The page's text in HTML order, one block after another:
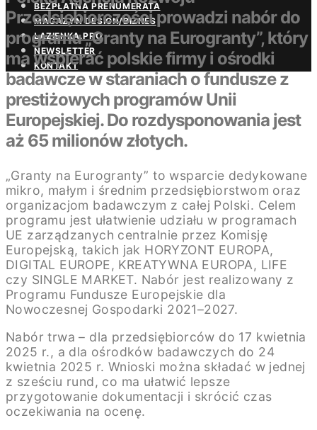
BEZPŁATNA PRENUMERATA
MAGAZYN DESIGN/BIZNES
ŁAZIENKA.PRO
NEWSLETTER
KONTAKT
Przedsiębiorczości prowadzi nabór do
programu „Granty na Eurogranty”, który
ma wspierać polskie firmy i ośrodki
badawcze w staraniach o fundusze z
prestiżowych programów Unii
Europejskiej. Do rozdysponowania jest
aż 65 milionów złotych.
„Granty na Eurogranty” to wsparcie dedykowane
mikro, małym i średnim przedsiębiorstwom oraz
organizacjom badawczym z całej Polski. Celem
programu jest ułatwienie udziału w programach
UE zarządzanych centralnie przez Komisję
Europejską, takich jak HORYZONT EUROPA,
DIGITAL EUROPE, KREATYWNA EUROPA, LIFE
czy SINGLE MARKET. Nabór jest realizowany z
Programu Fundusze Europejskie dla
Nowoczesnej Gospodarki 2021–2027.
Nabór trwa – dla przedsiębiorców do 17 kwietnia
2025 r., a dla ośrodków badawczych do 24
kwietnia 2025 r. Wnioski można składać w jednej
z sześciu rund, co ma ułatwić lepsze
przygotowanie dokumentacji i skrócić czas
oczekiwania na ocenę.